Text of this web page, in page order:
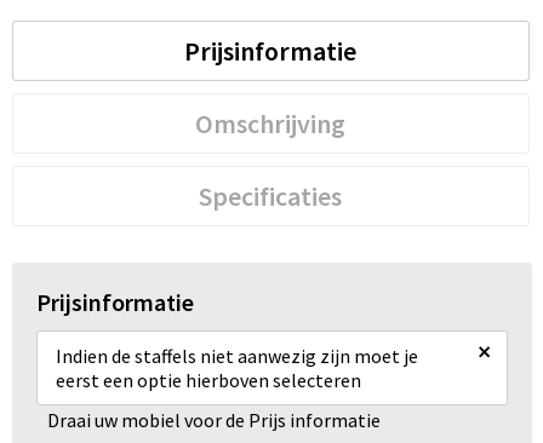
Prijsinformatie
Omschrijving
Specificaties
Prijsinformatie
Indien de staffels niet aanwezig zijn moet je
eerst een optie hierboven selecteren
×
Draai uw mobiel voor de Prijs informatie